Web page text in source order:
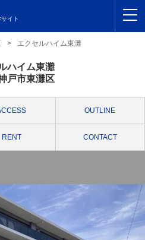
イト
> エクセルハイム東灘
ハイム東灘
戸市東灘区
OUTLINE
RENT CONTACT